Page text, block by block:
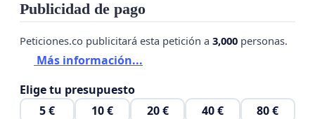
Publicidad de pago
Peticiones.co publicitará esta petición a 3,000 personas.
Más información...
Elige tu presupuesto
5 €
10 € 20 € 40 € 80 €